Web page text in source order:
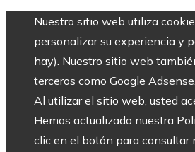
Nuestro sitio web utiliza
personalizar su experiencia y
hay). Nuestro sitio web
terceros como Google
Al utilizar el sitio web, usted
Hemos actualizado nuestra
clic en el botón para consultar